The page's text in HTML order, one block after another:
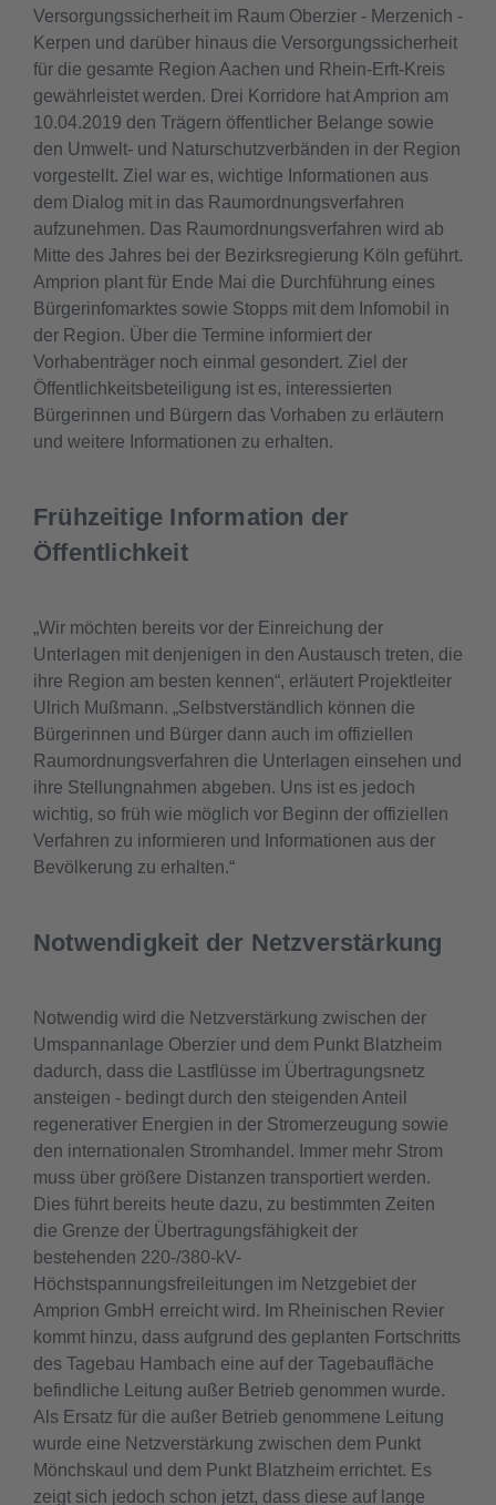
Versorgungssicherheit im Raum Oberzier - Merzenich -
Kerpen und darüber hinaus die Versorgungssicherheit
für die gesamte Region Aachen und Rhein-Erft-Kreis
gewährleistet werden. Drei Korridore hat Amprion am
10.04.2019 den Trägern öffentlicher Belange sowie
den Umwelt- und Naturschutzverbänden in der Region
vorgestellt. Ziel war es, wichtige Informationen aus
dem Dialog mit in das Raumordnungsverfahren
aufzunehmen. Das Raumordnungsverfahren wird ab
Mitte des Jahres bei der Bezirksregierung Köln geführt.
Amprion plant für Ende Mai die Durchführung eines
Bürgerinfomarktes sowie Stopps mit dem Infomobil in
der Region. Über die Termine informiert der
Vorhabenträger noch einmal gesondert. Ziel der
Öffentlichkeitsbeteiligung ist es, interessierten
Bürgerinnen und Bürgern das Vorhaben zu erläutern
und weitere Informationen zu erhalten.
Frühzeitige Information der
Öffentlichkeit
Wir möchten bereits vor der Einreichung der
Unterlagen mit denjenigen in den Austausch treten, die
ihre Region am besten kennen , erläutert Projektleiter
Ulrich Mußmann.
Selbstverständlich können die
Bürgerinnen und Bürger dann auch im offiziellen
Raumordnungsverfahren die Unterlagen einsehen und
ihre Stellungnahmen abgeben. Uns ist es jedoch
wichtig, so früh wie möglich vor Beginn der offiziellen
Verfahren zu informieren und Informationen aus der
Bevölkerung zu erhalten.
Notwendigkeit der Netzverstärkung
Notwendig wird die Netzverstärkung zwischen der
Umspannanlage Oberzier und dem Punkt Blatzheim
dadurch, dass die Lastflüsse im Übertragungsnetz
ansteigen - bedingt durch den steigenden Anteil
regenerativer Energien in der Stromerzeugung sowie
den internationalen Stromhandel. Immer mehr Strom
muss über größere Distanzen transportiert werden.
Dies führt bereits heute dazu, zu bestimmten Zeiten
die Grenze der Übertragungsfähigkeit der
bestehenden 220-/380-kV-
Höchstspannungsfreileitungen im Netzgebiet der
Amprion GmbH erreicht wird. Im Rheinischen Revier
kommt hinzu, dass aufgrund des geplanten Fortschritts
des Tagebau Hambach eine auf der Tagebaufläche
befindliche Leitung außer Betrieb genommen wurde.
Als Ersatz für die außer Betrieb genommene Leitung
wurde eine Netzverstärkung zwischen dem Punkt
Mönchskaul und dem Punkt Blatzheim errichtet. Es
zeigt sich jedoch schon jetzt, dass diese auf lange